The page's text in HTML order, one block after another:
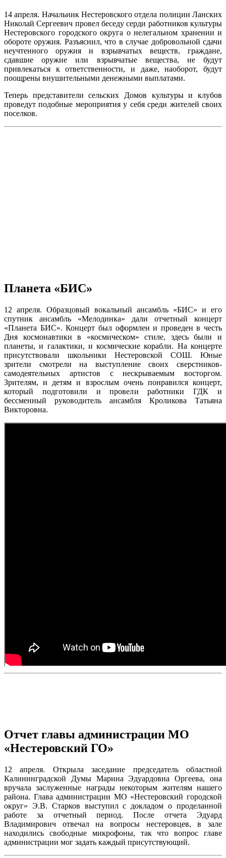
14 апреля. Начальник Нестеровского отдела полиции Ланских
Николай Сергеевич провел беседу серди работников культуры
Нестеровского городского округа о нелегальном хранении и
обороте оружия. Разъяснил, что в случае добровольной сдачи
неучтенного оружия и взрывчатых веществ, граждане,
сдавшие оружие или взрывчатые вещества, не будут
привлекаться к ответственности, и даже, наоборот, будут
поощрены внушительными денежными выплатами.
Теперь представители сельских Домов культуры и клубов
проведут подобные мероприятия у себя среди жителей своих
поселков.
Планета «БИС»
12 апреля. Образцовый вокальный ансамбль «БИС» и его
спутник ансамбль «Мелодинка» дали отчетный концерт
«Планета БИС». Концерт был оформлен и проведен в честь
Дня космонавтики в «космическом» стиле, здесь были и
планеты, и галактики, и космические корабли. На концерте
присутствовали школьники Нестеровской СОШ. Юные
зрители смотрели на выступление своих сверстников-
самодеятельных артистов с нескрываемым восторгом.
Зрителям, и детям и взрослым очень понравился концерт,
который подготовили и провели работники ГДК и
бессменный руководитель ансамбля Кроликова Татьяна
Викторовна.
Отчет главы администрации МО
«Нестеровский ГО»
12 апреля. Открыла заседание председатель областной
Калининградской Думы Марина Эдуардовна Оргеева, она
вручала заслуженные награды некоторым жителям нашего
района. Глава администрации МО «Нестеровский городской
округ» Э.В. Старков выступил с докладом о проделанной
работе за отчетный период. После отчета Эдуард
Владимирович отвечал на вопросы нестеровцев, в зале
находились свободные микрофоны, так что вопрос главе
администрации мог задать каждый присутствующий.